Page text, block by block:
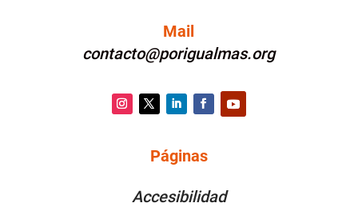
Mail
contacto@porigualmas.org
Facebook
Páginas
Accesibilidad